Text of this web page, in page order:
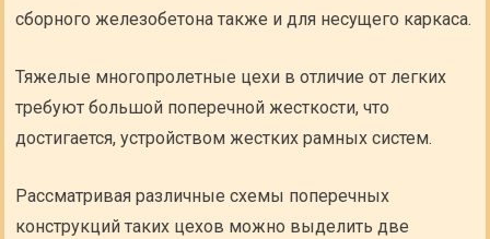
сборного железобетона также и для несущего каркаса.
Тяжелые многопролетные цехи в отличие от легких
требуют большой поперечной жесткости, что
достигается, устройством жестких рамных систем.
Рассматривая различные схемы поперечных
конструкций таких цехов можно выделить две